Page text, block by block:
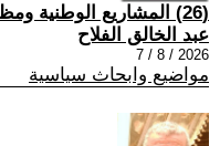
(26) المشاريع الوطنية ومظاهر السيادة
عبد الخالق الفلاح
2026 / 8 / 7
مواضيع وابحاث سياسية